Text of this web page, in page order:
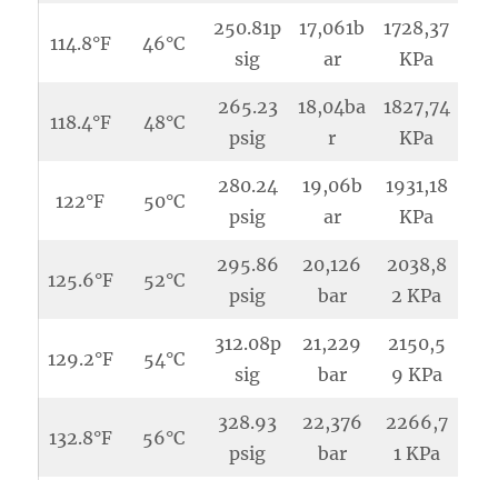
114.8°F 46°C
250.81p
sig
17,061b
ar
1728,37
KPa
118.4°F 48°C
265.23
psig
18,04ba
r
1827,74
KPa
122°F 50°C
280.24
psig
19,06b
ar
1931,18
KPa
125.6°F 52°C
295.86
psig
20,126
bar
2038,8
2 KPa
129.2°F 54°C
312.08p
sig
21,229
bar
2150,5
9 KPa
132.8°F 56°C
328.93
psig
22,376
bar
2266,7
1 KPa